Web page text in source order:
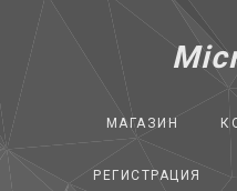
МАГАЗИН
РЕГИСТРАЦИЯ